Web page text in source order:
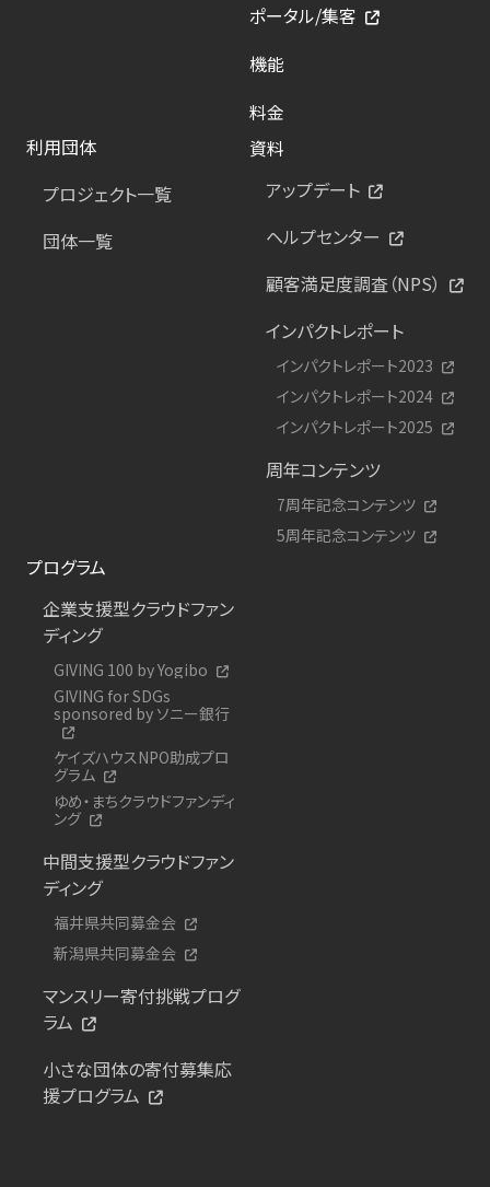
ポータル/集客
機能
料金
利用団体
プロジェクト一覧
団体一覧
資料
アップデート
ヘルプセンター
顧客満足度調査（NPS）
インパクトレポート
インパクトレポート2023
インパクトレポート2024
インパクトレポート2025
周年コンテンツ
7周年記念コンテンツ
5周年記念コンテンツ
プログラム
企業支援型クラウドファン
ディング
GIVING 100 by Yogibo
GIVING for SDGs
sponsored by ソニー銀行
ケイズハウスNPO助成プロ
グラム
ゆめ・まちクラウドファンディ
ング
中間支援型クラウドファン
ディング
福井県共同募金会
新潟県共同募金会
マンスリー寄付挑戦プログ
ラム
小さな団体の寄付募集応
援プログラム